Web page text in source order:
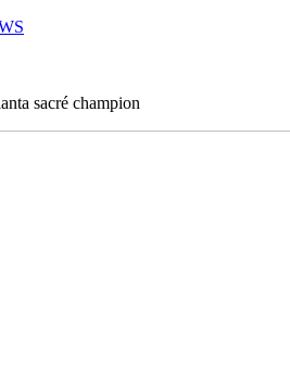
sacré champion